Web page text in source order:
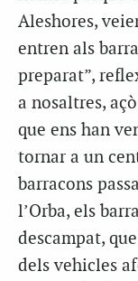
Aleshores,
entren als
preparat”,
a nosaltres,
que ens han
tornar a un
barracons
l’Orba, els
descampat,
dels vehicles